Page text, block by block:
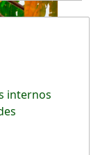
internos